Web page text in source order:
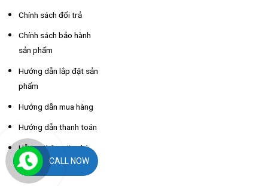
Chính sách đổi trả
Chính sách bảo hành
sản phẩm
Hướng dẫn lắp đặt sản
phẩm
Hướng dẫn mua hàng
Hướng dẫn thanh toán
Hỗ trợ thông tin nhà
xe các tỉnhCALL NOW